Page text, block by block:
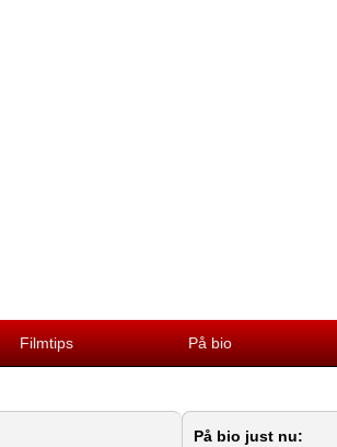
Filmtips På bio
På bio just nu: